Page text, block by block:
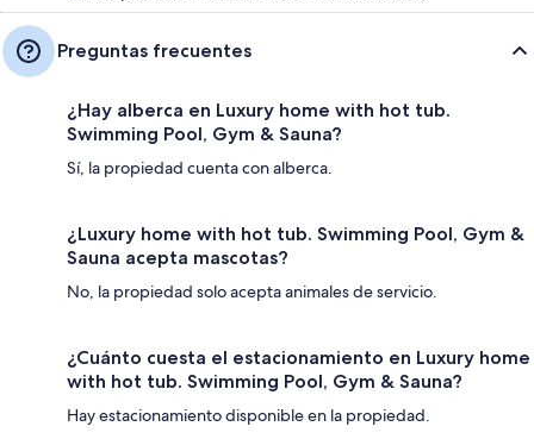
Preguntas frecuentes
¿Hay alberca en Luxury home with hot tub.
Swimming Pool, Gym & Sauna?
Sí, la propiedad cuenta con alberca.
¿Luxury home with hot tub. Swimming Pool, Gym &
Sauna acepta mascotas?
No, la propiedad solo acepta animales de servicio.
¿Cuánto cuesta el estacionamiento en Luxury home
with hot tub. Swimming Pool, Gym & Sauna?
Hay estacionamiento disponible en la propiedad.